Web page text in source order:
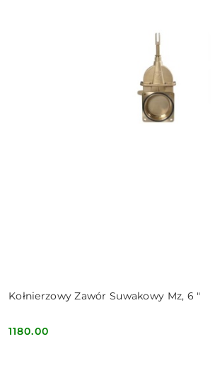
Kołnierzowy Zawór Suwakowy Mz, 6 "
Cena:
1180.00